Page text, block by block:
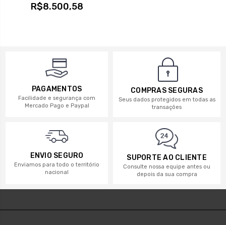
R$8.500,58
PAGAMENTOS
Facilidade e segurança com
Mercado Pago e Paypal
COMPRAS SEGURAS
Seus dados protegidos em todas as
transações
ENVIO SEGURO
Enviamos para todo o território
nacional
SUPORTE AO CLIENTE
Consulte nossa equipe antes ou
depois da sua compra